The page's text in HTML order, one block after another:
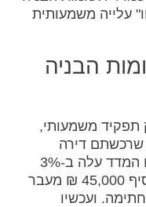
עלייה משמעותית
הבניה
תפקיד משמעותי,
שרכשתם דירה
מקבלן תמורת 1,500,000 ₪. אם המדד עלה ב-3%
במהלך השנה, אתם צריכים להוסיף 45,000 ₪ מעבר
ועכשיו